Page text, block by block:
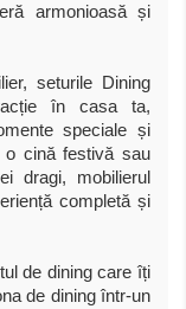
armonioasă și
seturile Dining
în casa ta,
speciale și
o cină festivă sau
dragi, mobilierul
completă și
de dining care îți
de dining într-un